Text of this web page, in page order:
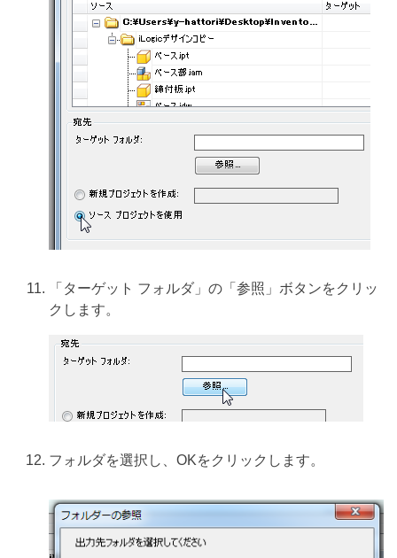
「ターゲット フォルダ」の「参照」ボタンをクリッ
クします。
フォルダを選択し、OKをクリックします。